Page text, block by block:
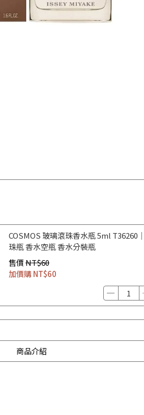
COSMOS 玻璃滾珠香水瓶 5ml T36260
珠瓶 香水空瓶 香水分裝瓶
售價NT$60
加價購NT$60
商品介紹